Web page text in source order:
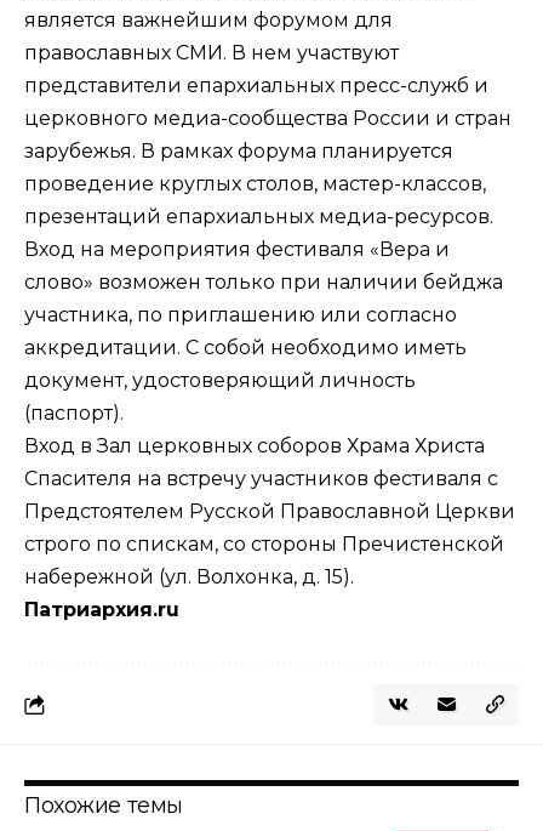
является важнейшим форумом для
православных СМИ. В нем участвуют
представители епархиальных пресс-служб и
церковного медиа-сообщества России и стран
зарубежья. В рамках форума планируется
проведение круглых столов, мастер-классов,
презентаций епархиальных медиа-ресурсов.
Вход на мероприятия фестиваля «Вера и
слово» возможен только при наличии бейджа
участника, по приглашению или согласно
аккредитации. С собой необходимо иметь
документ, удостоверяющий личность
(паспорт).
Вход в Зал церковных соборов Храма Христа
Спасителя на встречу участников фестиваля с
Предстоятелем Русской Православной Церкви
строго по спискам, со стороны Пречистенской
набережной (ул. Волхонка, д. 15).
Патриархия.ru
Похожие темы